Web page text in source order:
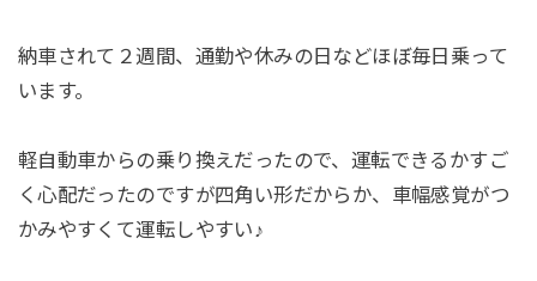
納車されて２週間、通勤や休みの日などほぼ毎日乗って
います。
軽自動車からの乗り換えだったので、運転できるかすご
く心配だったのですが四角い形だからか、車幅感覚がつ
かみやすくて運転しやすい♪